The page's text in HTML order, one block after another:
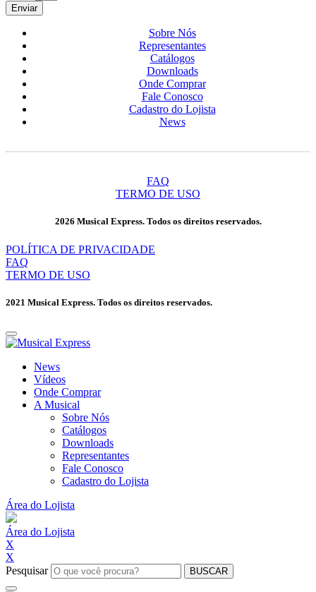
Enviar
Sobre Nós
Representantes
Catálogos
Downloads
Onde Comprar
Fale Conosco
Cadastro do Lojista
News
FAQ
TERMO DE USO
2026 Musical Express. Todos os direitos reservados.
POLÍTICA DE PRIVACIDADE
FAQ
TERMO DE USO
2021 Musical Express. Todos os direitos reservados.
News
Vídeos
Onde Comprar
A Musical
Sobre Nós
Catálogos
Downloads
Representantes
Fale Conosco
Cadastro do Lojista
Área do Lojista
Área do Lojista
X
X
Pesquisar
BUSCAR